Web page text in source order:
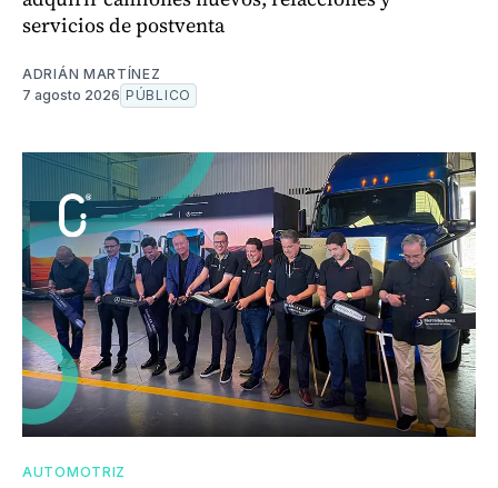
servicios de postventa
ADRIÁN MARTÍNEZ
7 agosto 2026 PÚBLICO
AUTOMOTRIZ